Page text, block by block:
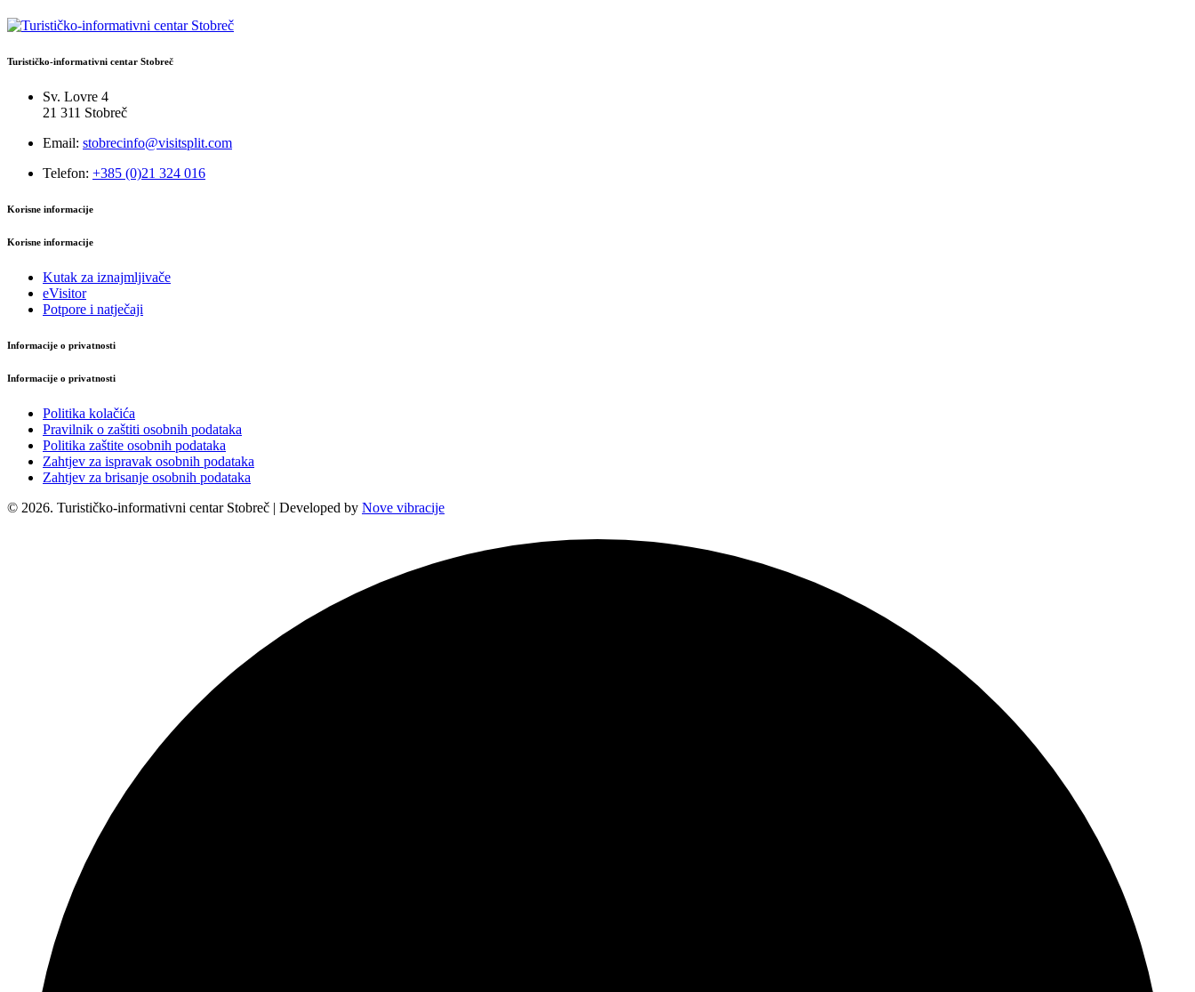
Turističko-informativni centar Stobreč
Sv. Lovre 4
21 311 Stobreč
Email: stobrecinfo@visitsplit.com
Telefon: +385 (0)21 324 016
Korisne informacije
Korisne informacije
Kutak za iznajmljivače
eVisitor
Potpore i natječaji
Informacije o privatnosti
Informacije o privatnosti
Politika kolačića
Pravilnik o zaštiti osobnih podataka
Politika zaštite osobnih podataka
Zahtjev za ispravak osobnih podataka
Zahtjev za brisanje osobnih podataka
© 2026. Turističko-informativni centar Stobreč | Developed by Nove vibracije